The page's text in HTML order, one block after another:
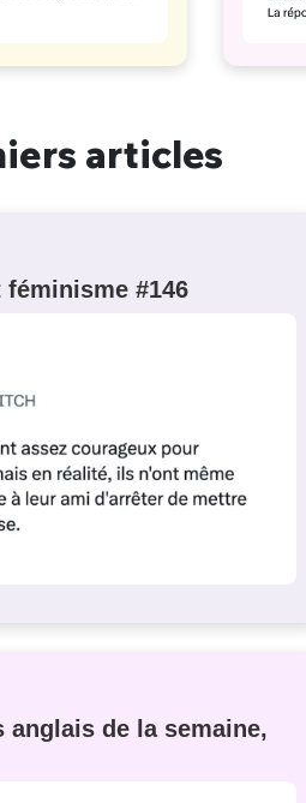
articles
féminisme #146
de la semaine,